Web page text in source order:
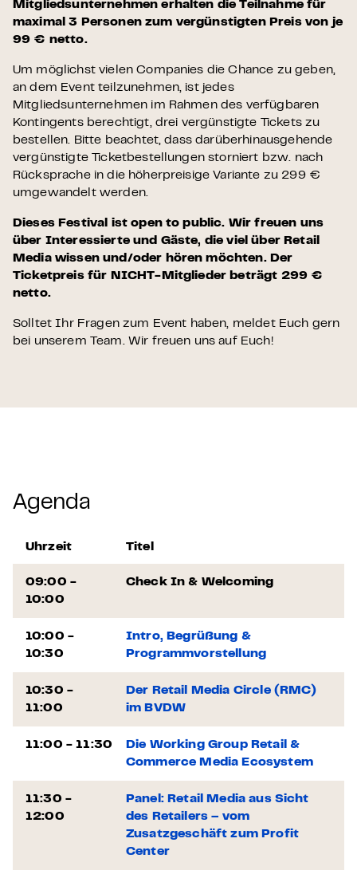
Mitgliedsunternehmen erhalten die Teilnahme für
maximal 3 Personen zum vergünstigten Preis von je
99 € netto.
Um möglichst vielen Companies die Chance zu geben,
an dem Event teilzunehmen, ist jedes
Mitgliedsunternehmen im Rahmen des verfügbaren
Kontingents berechtigt, drei vergünstigte Tickets zu
bestellen. Bitte beachtet, dass darüberhinausgehende
vergünstigte Ticketbestellungen storniert bzw. nach
Rücksprache in die höherpreisige Variante zu 299 €
umgewandelt werden.
Dieses Festival ist open to public. Wir freuen uns
über Interessierte und Gäste, die viel über Retail
Media wissen und/oder hören möchten. Der
Ticketpreis für NICHT-Mitglieder beträgt 299 €
netto.
Solltet Ihr Fragen zum Event haben, meldet Euch gern
bei unserem Team. Wir freuen uns auf Euch!
Agenda
Uhrzeit Titel
09:00 -
10:00
Check In & Welcoming
10:00 -
10:30
Intro, Begrüßung &
Programmvorstellung
10:30 -
11:00
Der Retail Media Circle (RMC)
im BVDW
11:00 - 11:30
Die Working Group Retail &
Commerce Media Ecosystem
11:30 -
12:00
Panel: Retail Media aus Sicht
des Retailers – vom
Zusatzgeschäft zum Profit
Center